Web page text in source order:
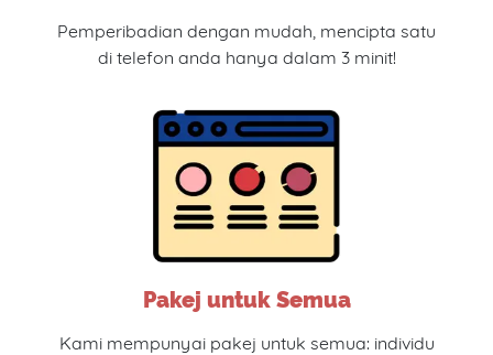
Pemperibadian dengan mudah, mencipta satu
di telefon anda hanya dalam 3 minit!
Pakej untuk Semua
Kami mempunyai pakej untuk semua: individu